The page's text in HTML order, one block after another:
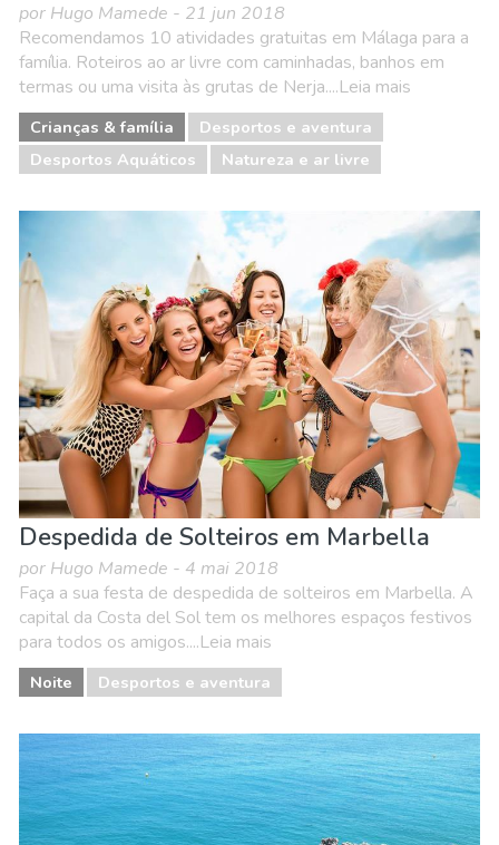
por Hugo Mamede - 21 jun 2018
Recomendamos 10 atividades gratuitas em Málaga para a
família. Roteiros ao ar livre com caminhadas, banhos em
termas ou uma visita às grutas de Nerja....Leia mais
Crianças & família
Desportos e aventura
Desportos Aquáticos
Natureza e ar livre
Despedida de Solteiros em Marbella
por Hugo Mamede - 4 mai 2018
Faça a sua festa de despedida de solteiros em Marbella. A
capital da Costa del Sol tem os melhores espaços festivos
para todos os amigos....Leia mais
Noite Desportos e aventura